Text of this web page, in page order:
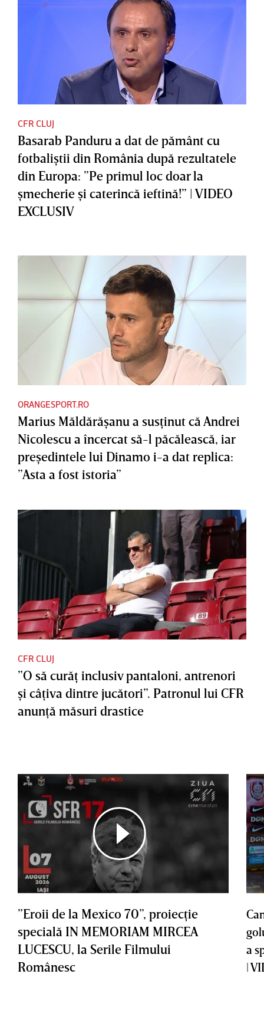
CFR CLUJ
Basarab Panduru a dat de pământ cu
fotbaliştii din România după rezultatele
din Europa: ”Pe primul loc doar la
şmecherie şi caterincă ieftină!” | VIDEO
EXCLUSIV
ORANGESPORT.RO
Marius Măldărăşanu a susţinut că Andrei
Nicolescu a încercat să-l păcălească, iar
preşedintele lui Dinamo i-a dat replica:
”Asta a fost istoria”
CFR CLUJ
”O să curăţ inclusiv pantaloni, antrenori
şi câţiva dintre jucători”. Patronul lui CFR
anunţă măsuri drastice
”Eroii de la Mexico 70”, proiecţie
specială IN MEMORIAM MIRCEA
LUCESCU, la Serile Filmului
Românesc
a
|